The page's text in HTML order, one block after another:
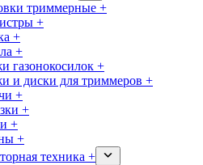
триммерные +
+
+
+
газонокосилок +
и диски для триммеров +
+
+
+
+
техника +